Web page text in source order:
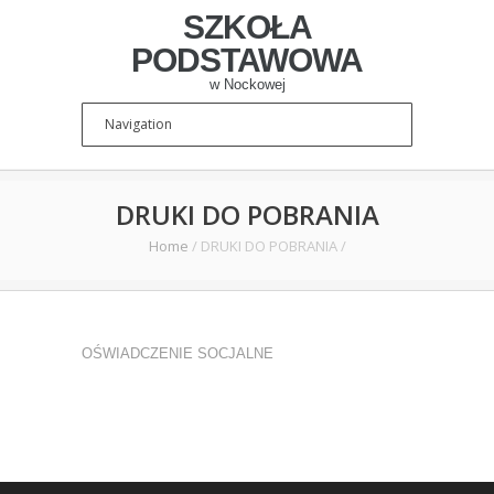
SZKOŁA
PODSTAWOWA
w Nockowej
DRUKI DO POBRANIA
Home / DRUKI DO POBRANIA/
OŚWIADCZENIE SOCJALNE